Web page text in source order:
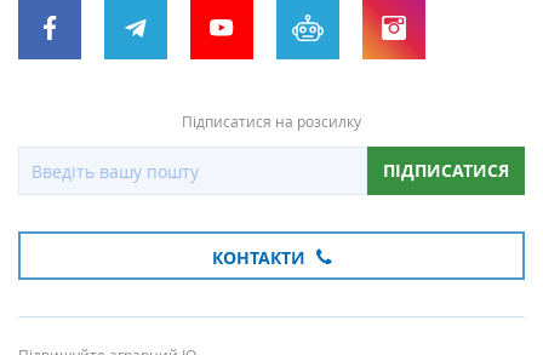
Підписатися на розсилку
ПІДПИСАТИСЯ
КОНТАКТИ